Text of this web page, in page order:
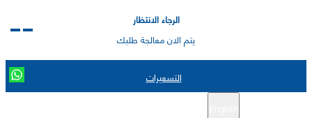
الرجاء الانتظار
يتم الان معالجة طلبك
التسعيرات